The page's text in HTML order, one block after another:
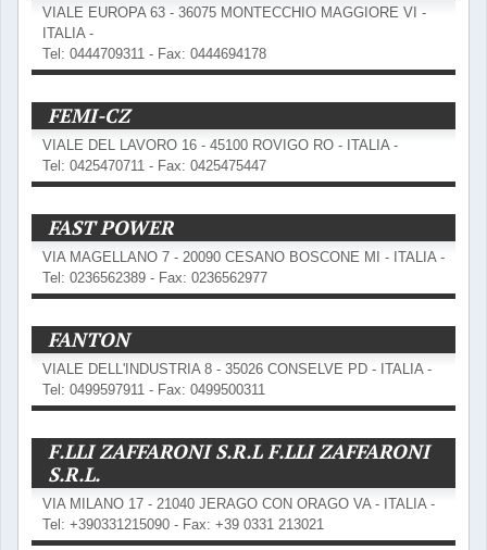
VIALE EUROPA 63 - 36075 MONTECCHIO MAGGIORE VI -
ITALIA -
Tel: 0444709311 - Fax: 0444694178
FEMI-CZ
VIALE DEL LAVORO 16 - 45100 ROVIGO RO - ITALIA -
Tel: 0425470711 - Fax: 0425475447
FAST POWER
VIA MAGELLANO 7 - 20090 CESANO BOSCONE MI - ITALIA -
Tel: 0236562389 - Fax: 0236562977
FANTON
VIALE DELL'INDUSTRIA 8 - 35026 CONSELVE PD - ITALIA -
Tel: 0499597911 - Fax: 0499500311
F.LLI ZAFFARONI S.R.L F.LLI ZAFFARONI
S.R.L.
VIA MILANO 17 - 21040 JERAGO CON ORAGO VA - ITALIA -
Tel: +390331215090 - Fax: +39 0331 213021